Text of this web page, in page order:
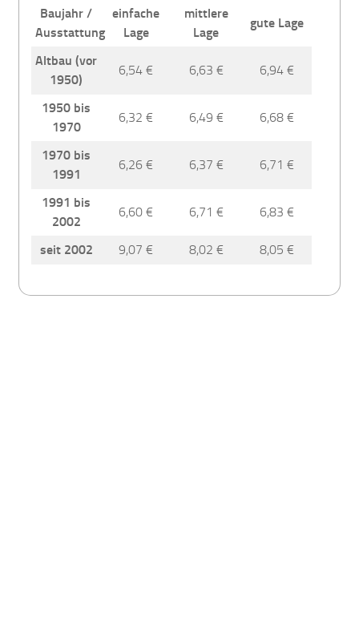
Baujahr /
Ausstattung
einfache
Lage
mittlere
Lage
gute Lage
Altbau (vor
1950)
6,54 € 6,63 € 6,94 €
1950 bis
1970
6,32 € 6,49 € 6,68 €
1970 bis
1991
6,26 € 6,37 € 6,71 €
1991 bis
2002
6,60 € 6,71 € 6,83 €
seit 2002 9,07 € 8,02 € 8,05 €